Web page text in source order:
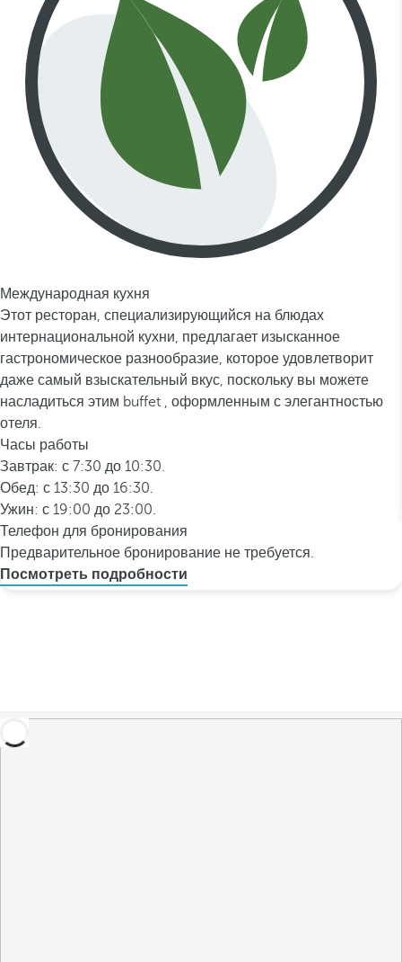
Международная кухня
Этот ресторан, специализирующийся на блюдах
интернациональной кухни, предлагает изысканное
гастрономическое разнообразие, которое удовлетворит
даже самый взыскательный вкус, поскольку вы можете
насладиться этим buffet , оформленным с элегантностью
отеля.
Часы работы
Завтрак: с 7:30 до 10:30.
Обед: с 13:30 до 16:30.
Ужин: с 19:00 до 23:00.
Телефон для бронирования
Предварительное бронирование не требуется.
Посмотреть подробности